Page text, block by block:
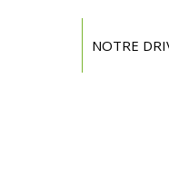
NOTRE